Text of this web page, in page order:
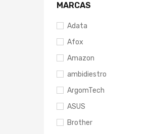
MARCAS
Adata
Afox
Amazon
ambidiestro
ArgomTech
ASUS
Brother